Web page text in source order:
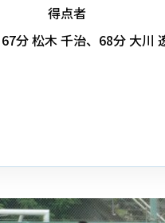
得点者
分 松木 千治、68分 大川